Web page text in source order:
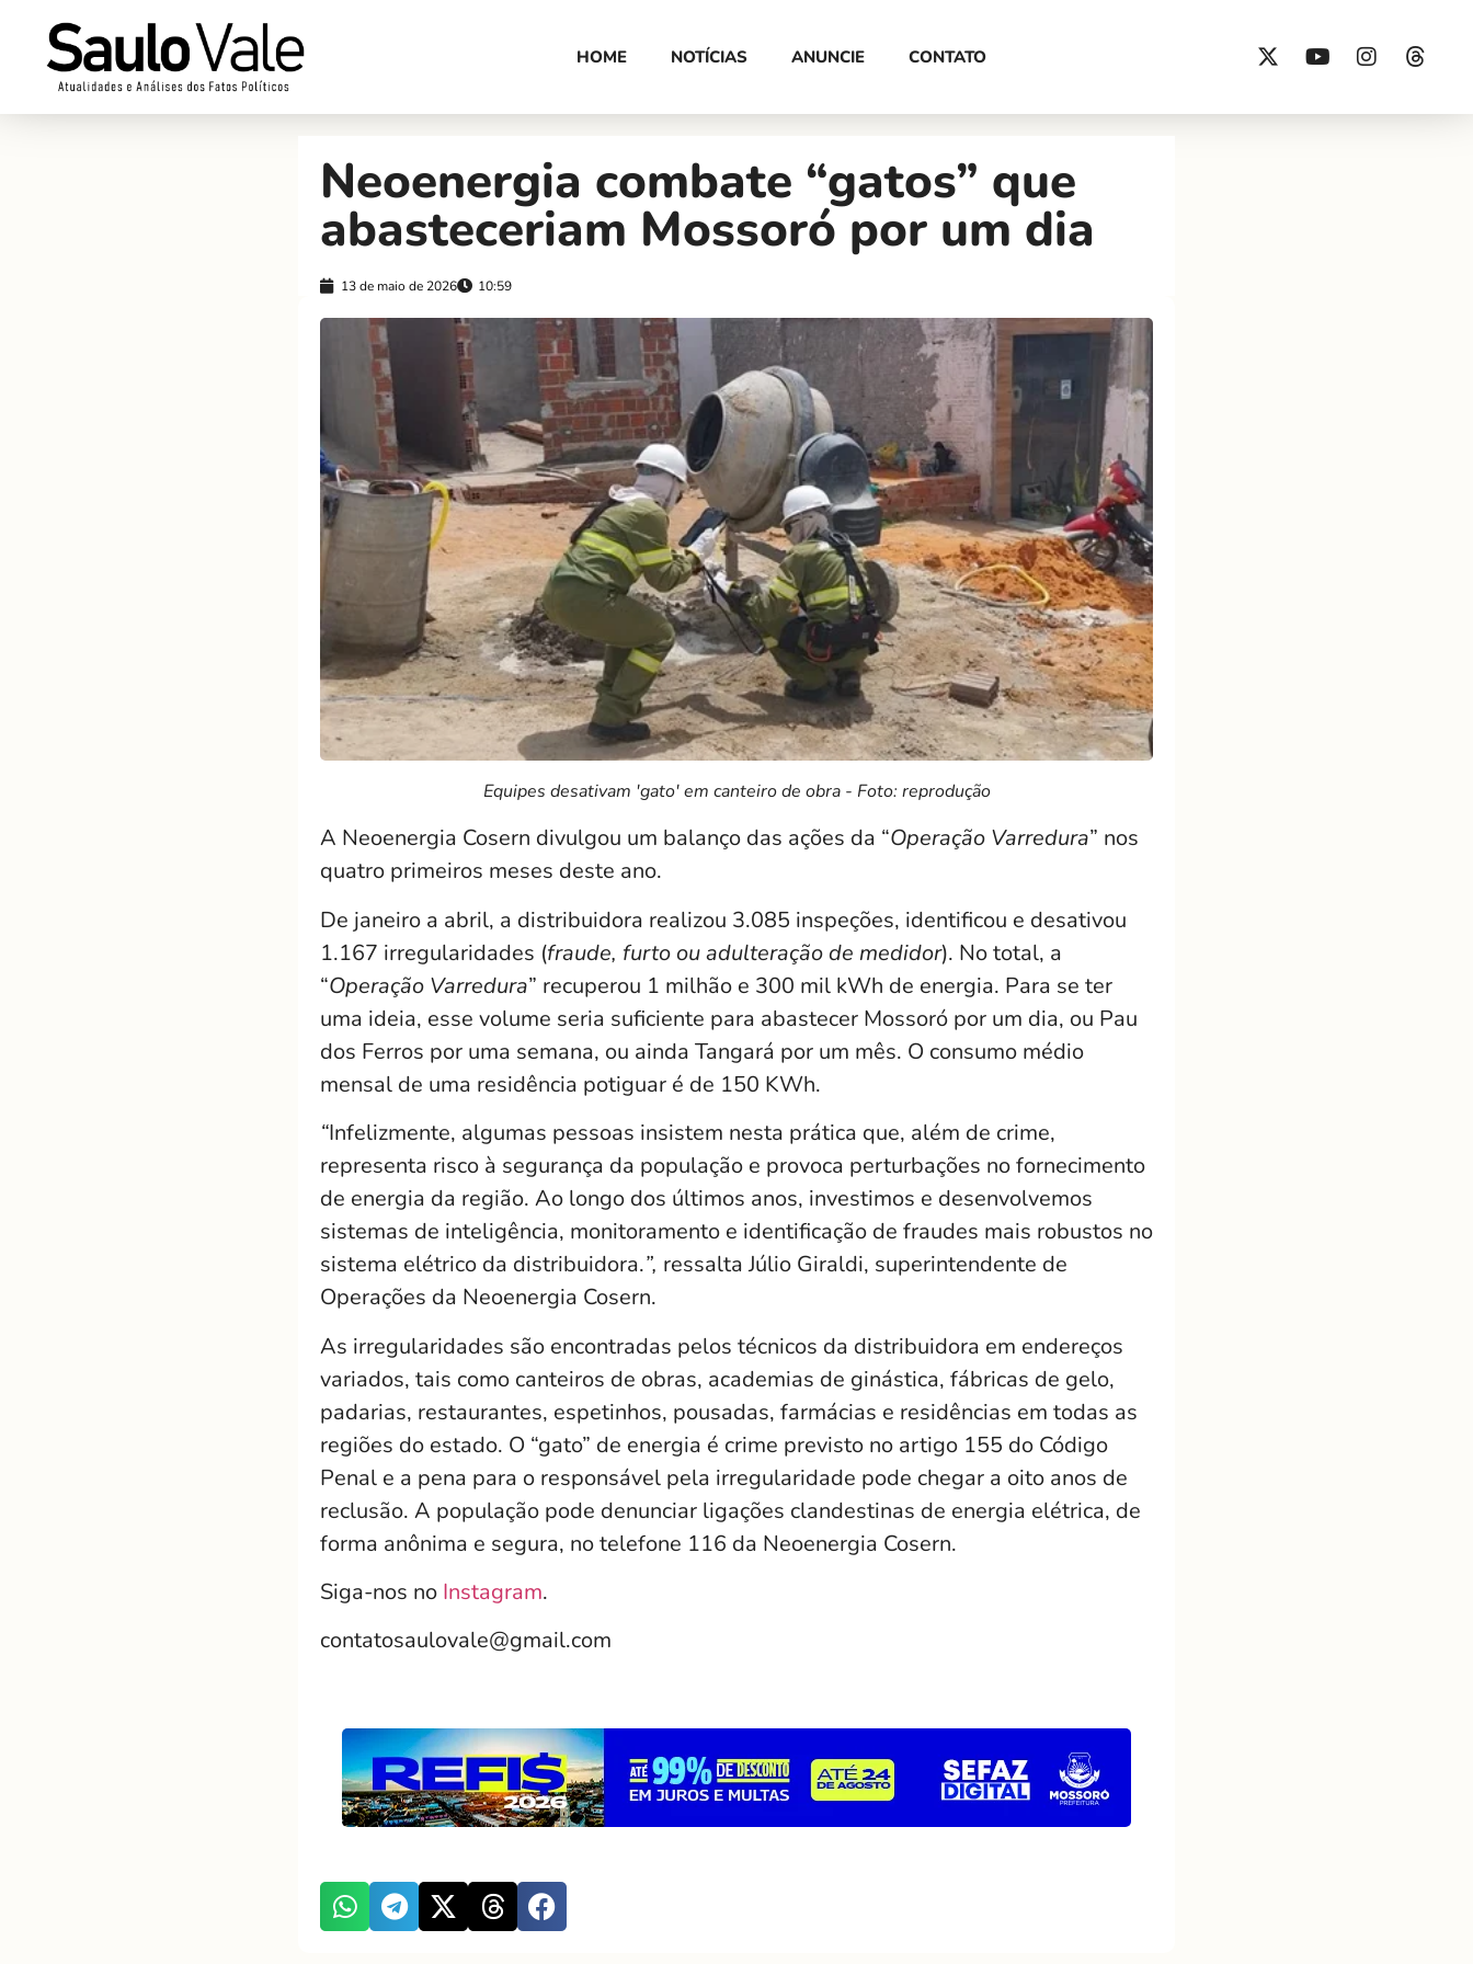
HOME NOTÍCIAS ANUNCIE CONTATO
Neoenergia combate “gatos” que
abasteceriam Mossoró por um dia
13 de maio de 2026 10:59
Equipes desativam 'gato' em canteiro de obra - Foto: reprodução
A Neoenergia Cosern divulgou um balanço das ações da “Operação Varredura” nos
quatro primeiros meses deste ano.
De janeiro a abril, a distribuidora realizou 3.085 inspeções, identificou e desativou
1.167 irregularidades (fraude, furto ou adulteração de medidor). No total, a
“Operação Varredura” recuperou 1 milhão e 300 mil kWh de energia. Para se ter
uma ideia, esse volume seria suficiente para abastecer Mossoró por um dia, ou Pau
dos Ferros por uma semana, ou ainda Tangará por um mês. O consumo médio
mensal de uma residência potiguar é de 150 KWh.
“Infelizmente, algumas pessoas insistem nesta prática que, além de crime,
representa risco à segurança da população e provoca perturbações no fornecimento
de energia da região. Ao longo dos últimos anos, investimos e desenvolvemos
sistemas de inteligência, monitoramento e identificação de fraudes mais robustos no
sistema elétrico da distribuidora.”, ressalta Júlio Giraldi, superintendente de
Operações da Neoenergia Cosern.
As irregularidades são encontradas pelos técnicos da distribuidora em endereços
variados, tais como canteiros de obras, academias de ginástica, fábricas de gelo,
padarias, restaurantes, espetinhos, pousadas, farmácias e residências em todas as
regiões do estado. O “gato” de energia é crime previsto no artigo 155 do Código
Penal e a pena para o responsável pela irregularidade pode chegar a oito anos de
reclusão. A população pode denunciar ligações clandestinas de energia elétrica, de
forma anônima e segura, no telefone 116 da Neoenergia Cosern.
Siga-nos no Instagram.
contatosaulovale@gmail.com